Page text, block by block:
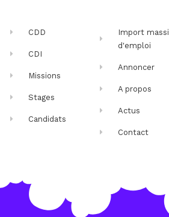
CDD
CDI
Missions
Stages
Candidats
Import
d'emploi
Annoncer
A propos
Actus
Contact